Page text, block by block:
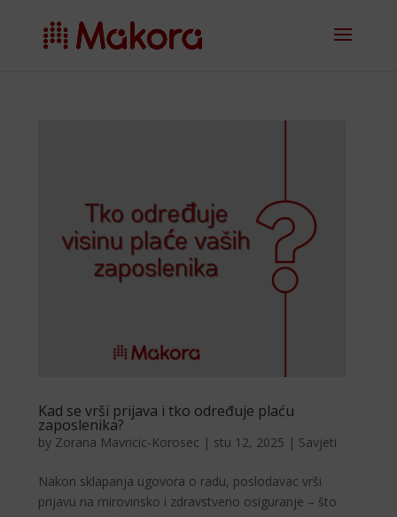
Kad se vrši prijava i tko određuje plaću
zaposlenika?
by Zorana Mavricic-Korosec | stu 12, 2025 | Savjeti
Nakon sklapanja ugovora o radu, poslodavac vrši
prijavu na mirovinsko i zdravstveno osiguranje – što